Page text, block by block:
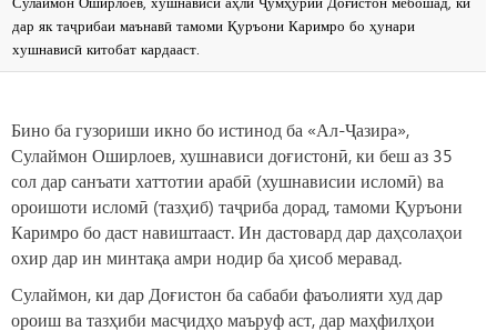
дар як таҷрибаи маънавӣ тамоми Қуръони Каримро бо ҳунари
хушнависӣ китобат кардааст.
Бино ба гузориши икно бо истинод ба «Ал-Ҷазира»,
Сулаймон Оширлоев, хушнависи доғистонӣ, ки беш аз 35
сол дар санъати хаттотии арабӣ (хушнависии исломӣ) ва
ороишоти исломӣ (тазҳиб) таҷриба дорад, тамоми Қуръони
Каримро бо даст навиштааст. Ин дастовард дар даҳсолаҳои
охир дар ин минтақа амри нодир ба ҳисоб меравад.
Сулаймон, ки дар Доғистон ба сабаби фаъолияти худ дар
ороиш ва тазҳиби масҷидҳо маъруф аст, дар маҳфилҳои